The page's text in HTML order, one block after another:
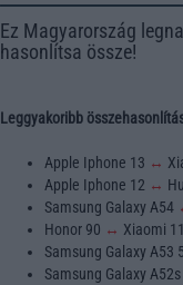
Ez Magyarország
hasonlítsa össze!
Leggyakoribb
Apple Iphone 13 ↔
Apple Iphone 12 ↔
Samsung Galaxy A54
Honor 90 ↔ Xiaomi
Samsung Galaxy A53
Samsung Galaxy A52s